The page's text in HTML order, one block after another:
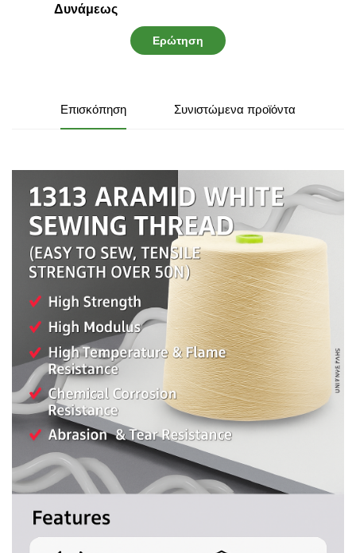
Δυνάμεως
Ερώτηση
Επισκόπηση Συνιστώμενα προϊόντα